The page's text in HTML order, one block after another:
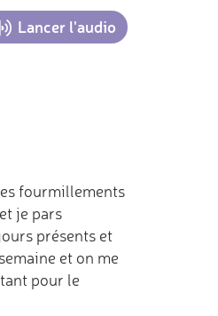
Lancer l'audio
fourmillements
je pars
présents et
et on me
pour le